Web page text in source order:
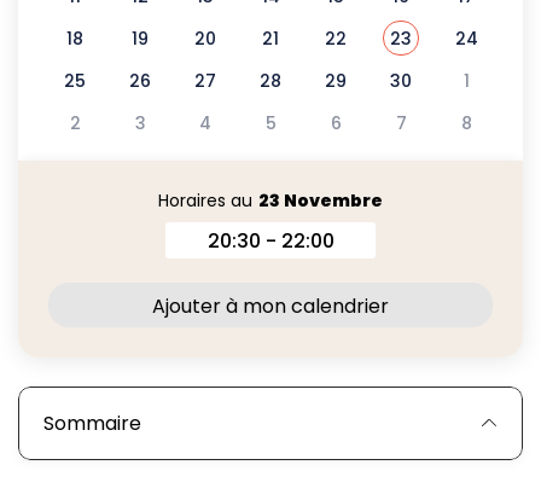
18
19 20 21 22 Voir tous les
23Novembre 2024
24
25
26 27 28 29 30
1
2
3 4 5 6 7 8
Horaires au 23 Novembre
Horaires au 23 Novembre
20:30 - 22:00
Ajouter à mon calendrier
Sommaire